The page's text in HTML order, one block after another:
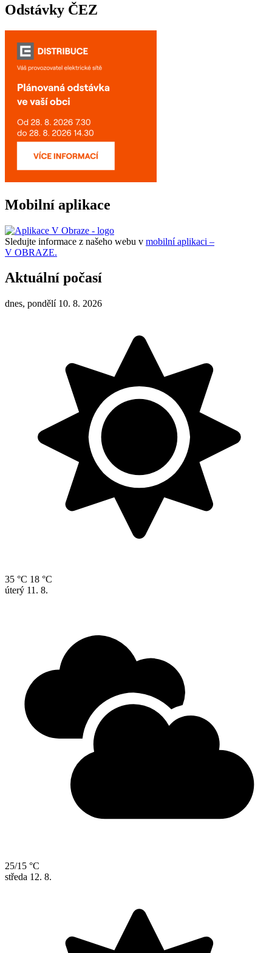
Odstávky ČEZ
Mobilní aplikace
Sledujte informace z našeho webu v mobilní aplikaci –
V OBRAZE.
Aktuální počasí
dnes, pondělí 10. 8. 2026
35 °C 18 °C
úterý 11. 8.
25/15 °C
středa 12. 8.